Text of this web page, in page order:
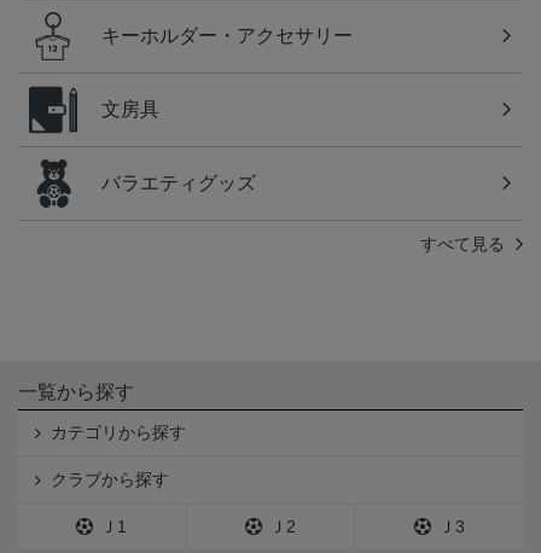
キーホルダー・アクセサリー
文房具
バラエティグッズ
すべて見る
一覧から探す
カテゴリから探す
クラブから探す
Ｊ1 Ｊ2 Ｊ3